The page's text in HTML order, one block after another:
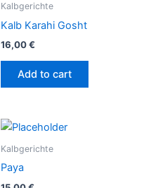
Kalbgerichte
Kalb Karahi Gosht
16,00€
Add to cart
Kalbgerichte
Paya